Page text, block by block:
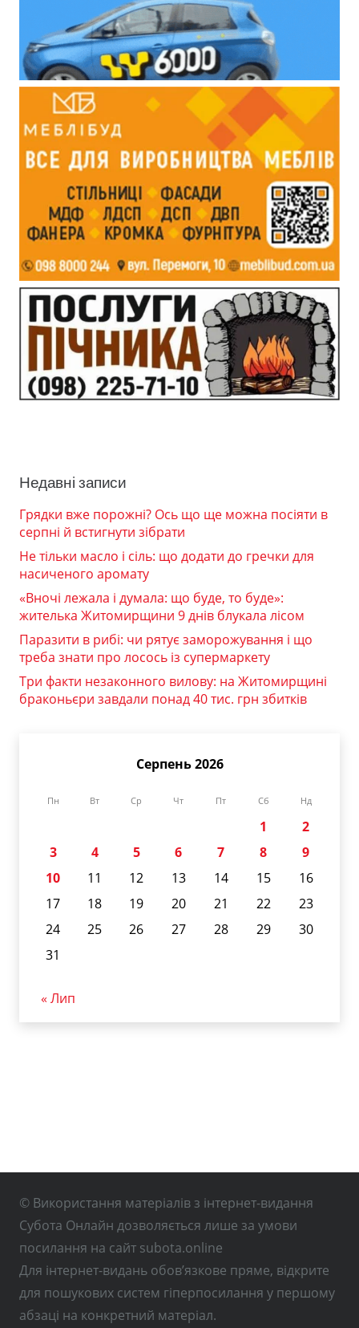
Недавні записи
Грядки вже порожні? Ось що ще можна посіяти в
серпні й встигнути зібрати
Не тільки масло і сіль: що додати до гречки для
насиченого аромату
«Вночі лежала і думала: що буде, то буде»:
жителька Житомирщини 9 днів блукала лісом
Паразити в рибі: чи рятує заморожування і що
треба знати про лосось із супермаркету
Три факти незаконного вилову: на Житомирщині
браконьєри завдали понад 40 тис. грн збитків
Серпень 2026
Пн Вт Ср Чт Пт Сб Нд
1
2
3
4 5 6 7 8
9
10
11 12 13 14 15
16
17
18 19 20 21 22
23
24
25 26 27 28 29
30
31
« Лип
© Використання матеріалів з інтернет-видання
Субота Онлайн дозволяється лише за умови
посилання на сайт subota.online
Для інтернет-видань обов’язкове пряме, відкрите
для пошукових систем гіперпосилання у першому
абзаці на конкретний матеріал.